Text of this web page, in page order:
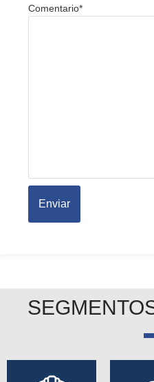
Comentario*
Enviar